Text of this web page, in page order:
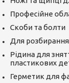
Професійне
Скоби та болти
Для
Рідина для
пластикових
Герметик для